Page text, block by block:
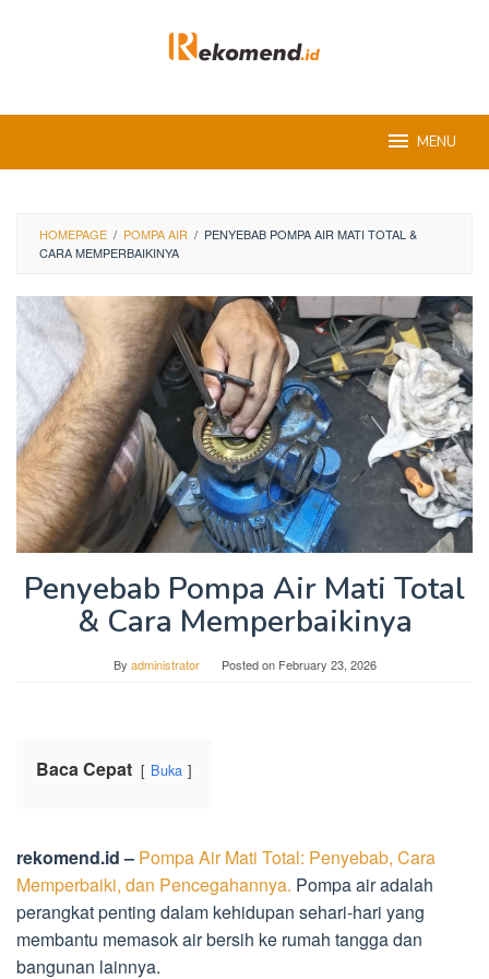
MENU
HOMEPAGE / POMPA AIR / PENYEBAB POMPA AIR MATI TOTAL &
CARA MEMPERBAIKINYA
Penyebab Pompa Air Mati Total
& Cara Memperbaikinya
By administrator Posted on February 23, 2026
Baca Cepat Buka
rekomend.id – Pompa Air Mati Total: Penyebab, Cara
Memperbaiki, dan Pencegahannya. Pompa air adalah
perangkat penting dalam kehidupan sehari-hari yang
membantu memasok air bersih ke rumah tangga dan
bangunan lainnya.